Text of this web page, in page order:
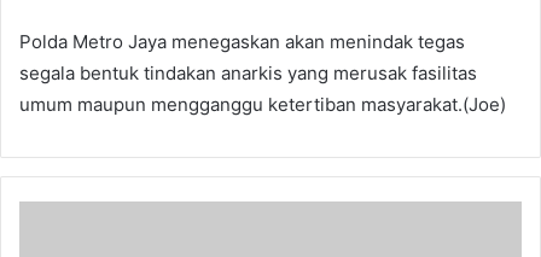
Polda Metro Jaya menegaskan akan menindak tegas
segala bentuk tindakan anarkis yang merusak fasilitas
umum maupun mengganggu ketertiban masyarakat.(Joe)